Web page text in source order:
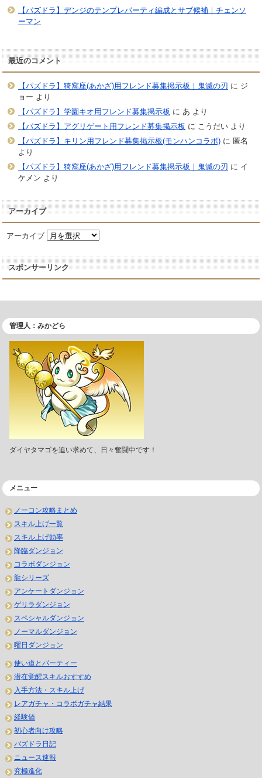
【パズドラ】デンジのテンプレパーティ編成とサブ候補｜チェンソ
ーマン
最近のコメント
【パズドラ】猗窩座(あかざ)用フレンド募集掲示板｜鬼滅の刃 に ジ
ョー より
【パズドラ】学園キオ用フレンド募集掲示板 に あ より
【パズドラ】アグリゲート用フレンド募集掲示板 に こうだいより
【パズドラ】キリン用フレンド募集掲示板(モンハンコラボ)に 匿名
より
【パズドラ】猗窩座(あかざ)用フレンド募集掲示板｜鬼滅の刃 に イ
ケメン より
アーカイブ
アーカイブ
スポンサーリンク
管理人：みかどら
ダイヤタマゴを追い求めて、日々奮闘中です！
メニュー
ノーコン攻略まとめ
スキル上げ一覧
スキル上げ効率
降臨ダンジョン
コラボダンジョン
龍シリーズ
アンケートダンジョン
ゲリラダンジョン
スペシャルダンジョン
ノーマルダンジョン
曜日ダンジョン
使い道とパーティー
潜在覚醒スキルおすすめ
入手方法・スキル上げ
レアガチャ・コラボガチャ結果
経験値
初心者向け攻略
パズドラ日記
ニュース速報
究極進化